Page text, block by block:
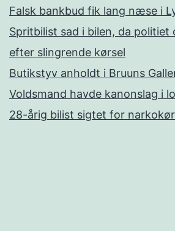
Falsk bankbud fik lang næse i
Spritbilist sad i bilen, da politiet
efter slingrende kørsel
Butikstyv anholdt i Bruuns
Voldsmand havde kanonslag i
28-årig bilist sigtet for